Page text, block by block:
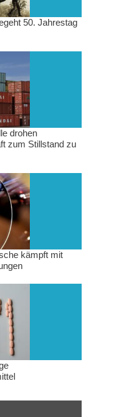
50. Jahrestag
drohen
zum Stillstand zu
kämpft mit